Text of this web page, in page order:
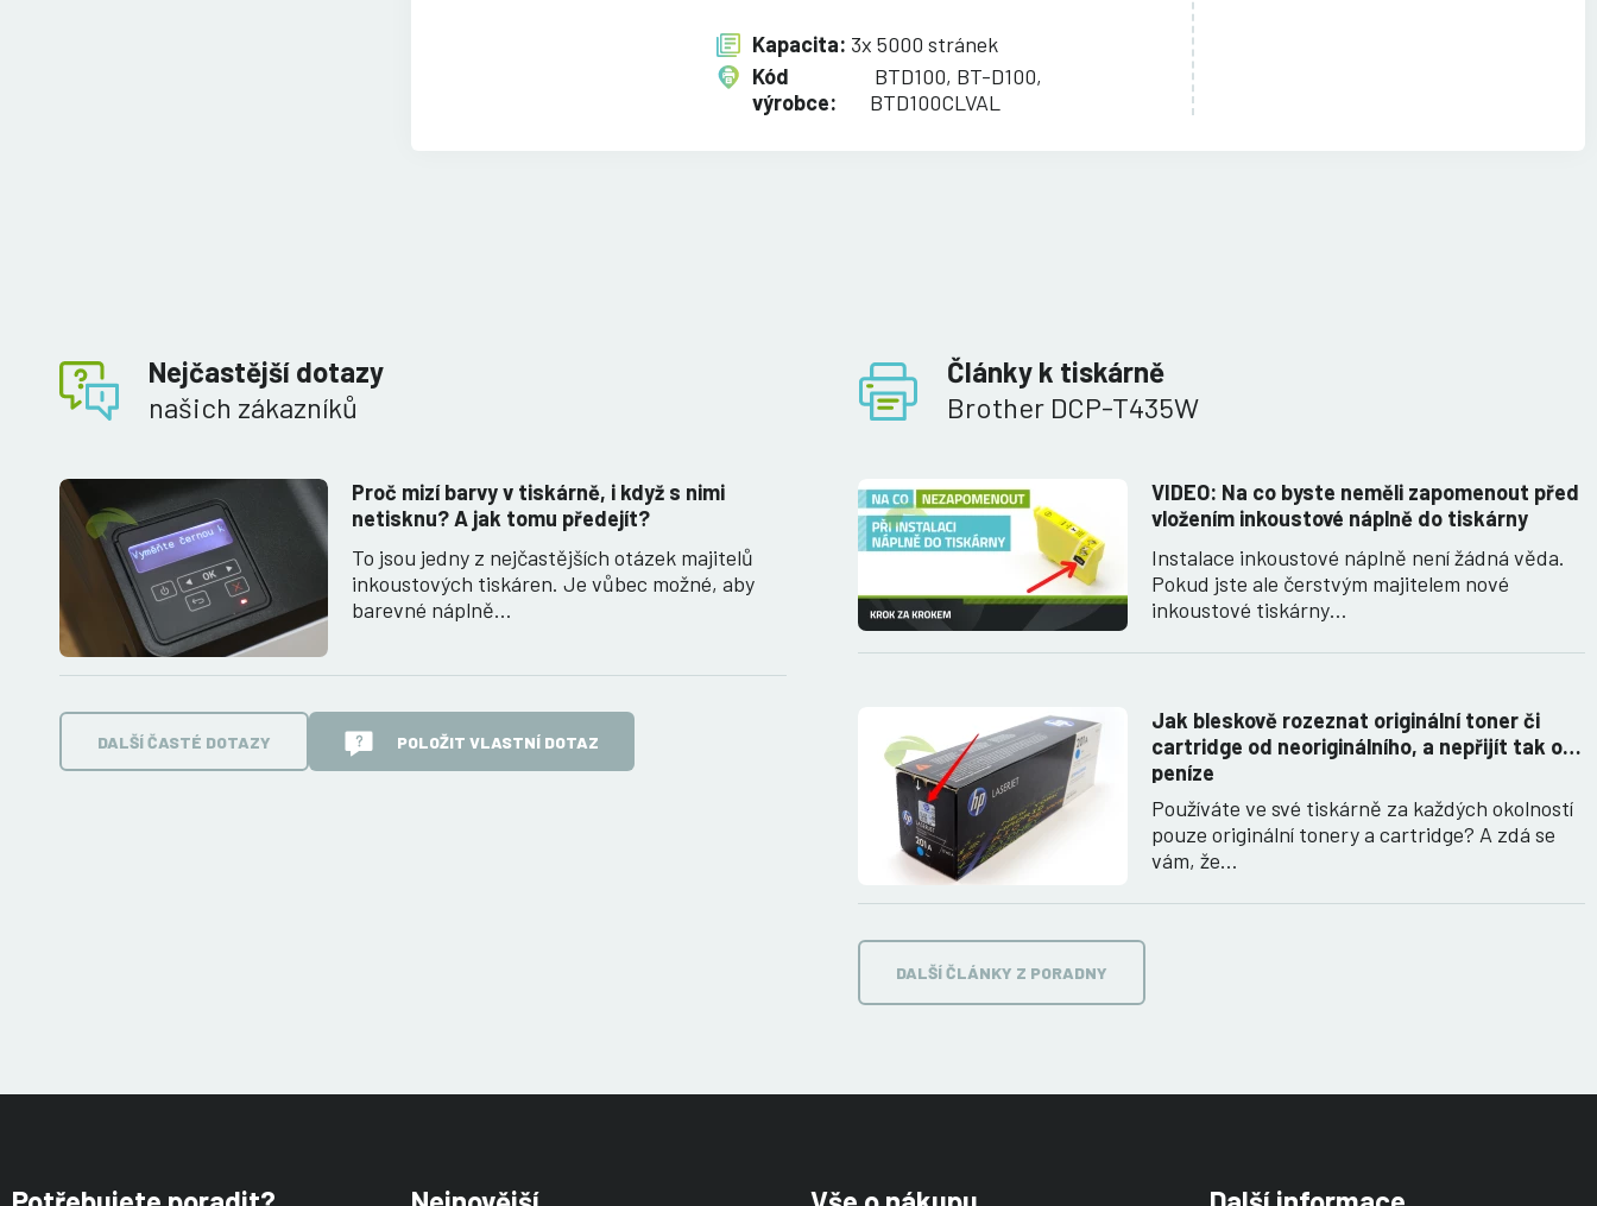
Kapacita: 3x 5000 stránek
Kód
výrobce:
BTD100, BT-D100,
BTD100CLVAL
Nejčastější dotazy
našich zákazníků
Články k tiskárně
Brother DCP-T435W
Proč mizí barvy v tiskárně, i když s nimi
netisknu? A jak tomu předejít?
To jsou jedny z nejčastějších otázek majitelů
inkoustových tiskáren. Je vůbec možné, aby
barevné náplně…
DALŠÍ ČASTÉ DOTAZY POLOŽIT VLASTNÍ DOTAZ
VIDEO: Na co byste neměli zapomenout před
vložením inkoustové náplně do tiskárny
Instalace inkoustové náplně není žádná věda.
Pokud jste ale čerstvým majitelem nové
inkoustové tiskárny…
Jak bleskově rozeznat originální toner či
cartridge od neoriginálního, a nepřijít tak o
peníze
Používáte ve své tiskárně za každých okolností
pouze originální tonery a cartridge? A zdá se
vám, že…
DALŠÍ ČLÁNKY Z PORADNY